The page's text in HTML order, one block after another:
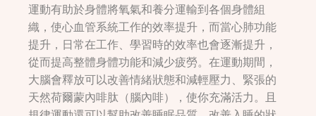
運動有助於身體將氧氣和養分運輸到各個身體組
織，使心血管系統工作的效率提升，而當心肺功能
提升，日常在工作、學習時的效率也會逐漸提升，
從而提高整體身體功能和減少疲勞。在運動期間，
大腦會釋放可以改善情緒狀態和減輕壓力、緊張的
天然荷爾蒙內啡肽（腦內啡），使你充滿活力。且